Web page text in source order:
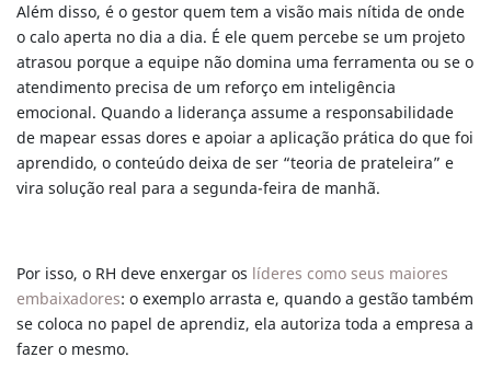
Além disso, é o gestor quem tem a visão mais nítida de onde
o calo aperta no dia a dia. É ele quem percebe se um projeto
atrasou porque a equipe não domina uma ferramenta ou se o
atendimento precisa de um reforço em inteligência
emocional. Quando a liderança assume a responsabilidade
de mapear essas dores e apoiar a aplicação prática do que foi
aprendido, o conteúdo deixa de ser “teoria de prateleira” e
vira solução real para a segunda-feira de manhã.
Por isso, o RH deve enxergar os líderes como seus maiores
embaixadores: o exemplo arrasta e, quando a gestão também
se coloca no papel de aprendiz, ela autoriza toda a empresa a
fazer o mesmo.